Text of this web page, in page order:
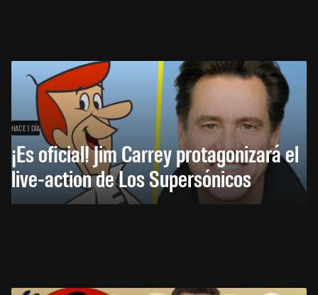
HACE 1 DÍA
¡Es oficial! Jim Carrey protagonizará el
live-action de Los Supersónicos